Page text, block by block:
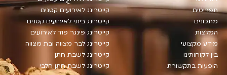
תפריטים
מתכונים
המלצות
מידע מקצועי
בין לקוחותינו
הופעות בתקשורת
‫קייטרינג לאירועים קטנים‬
קייטרינג ביתי לאירועים קטנים
קייטרינג פינגר פוד לאירועים
קייטרינג לבר מצווה ובת מצווה
קייטרינג לשבת חתן
קייטרינג לשבת חתן חלבי